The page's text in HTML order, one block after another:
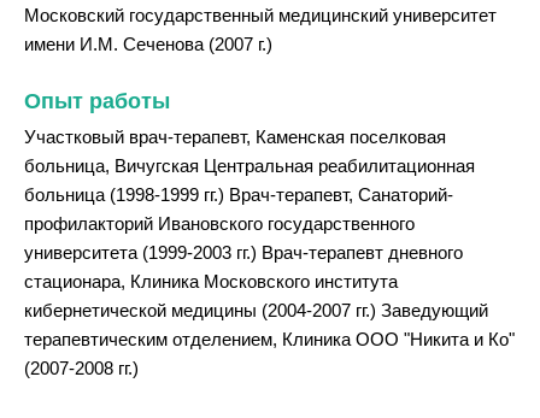
Московский государственный медицинский университет
имени И.М. Сеченова (2007 г.)
Опыт работы
Участковый врач-терапевт, Каменская поселковая
больница, Вичугская Центральная реабилитационная
больница (1998-1999 гг.) Врач-терапевт, Санаторий-
профилакторий Ивановского государственного
университета (1999-2003 гг.) Врач-терапевт дневного
стационара, Клиника Московского института
кибернетической медицины (2004-2007 гг.) Заведующий
терапевтическим отделением, Клиника ООО "Никита и Ко"
(2007-2008 гг.)